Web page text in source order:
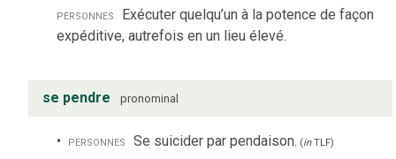
personnes Exécuter quelqu’un à la potence de façon
expéditive, autrefois en un lieu élevé.
se pendre pronominal
personnes Se suicider par pendaison. (inTLF)